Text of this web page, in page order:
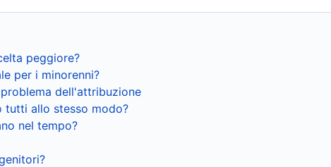
peggiore?
per i minorenni?
dell'attribuzione
tutti allo stesso modo?
nel tempo?